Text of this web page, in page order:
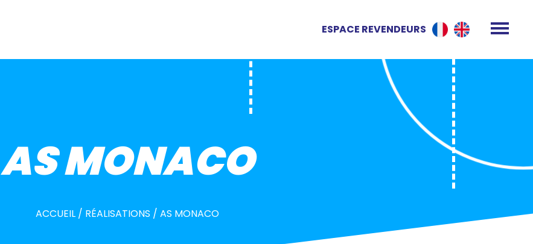
ESPACE REVENDEURS
AS MONACO
ACCUEIL / RÉALISATIONS / AS MONACO